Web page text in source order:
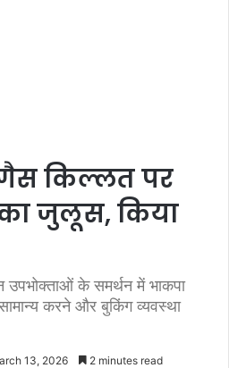
किल्लत पर
जुलूस, किया
उपभोक्ताओं के समर्थन में भाकपा
करने और बुकिंग व्यवस्था
13, 2026 2 minutes read